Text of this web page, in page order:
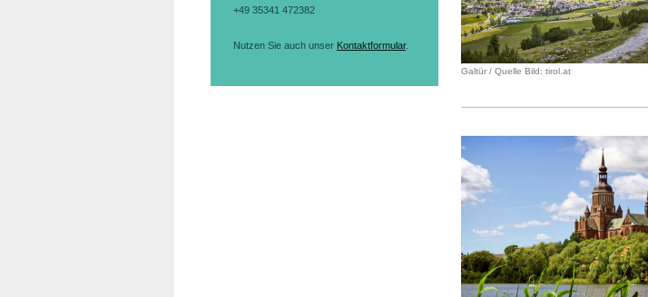
Galtür / Quelle Bild: tirol.at
+49 35341 472382
Nutzen Sie auch unser Kontaktformular.